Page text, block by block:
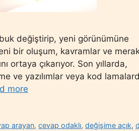
değiştirip, yeni görünümüne
bir oluşum, kavramlar ve
ortaya çıkarıyor. Son yıllarda,
ve yazılımlar veya kod
more
arayan,cevap odaklı,değişime açık,